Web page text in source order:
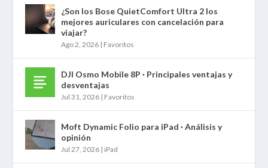
¿Son los Bose QuietComfort Ultra 2 los
mejores auriculares con cancelación para
viajar?
Ago 2, 2026 | Favoritos
DJI Osmo Mobile 8P · Principales ventajas y
desventajas
Jul 31, 2026 | Favoritos
Moft Dynamic Folio para iPad · Análisis y
opinión
Jul 27, 2026 | iPad